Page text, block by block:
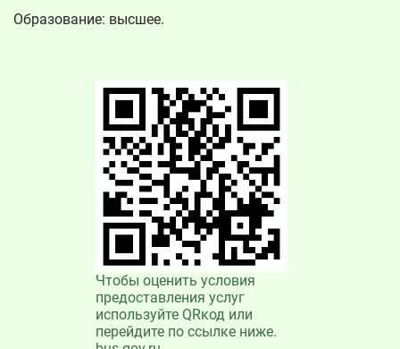
Образование: высшее.
Чтобы оценить условия
предоставления услуг
используйте QRкод или
перейдите по ссылке ниже.